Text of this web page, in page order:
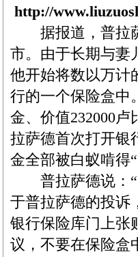
http://
据报道，普拉萨
市。由于长期与妻
他开始将数以万计
行的一个保险盒中
金、价值232000
拉萨德首次打开银
金全部被白蚁啃得
普拉萨德说：“
于普拉萨德的投诉
银行保险库门上张
议，不要在保险盒